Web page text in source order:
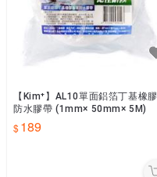
【Kim⁺】AL10單面鋁箔丁基橡膠
防水膠帶 (1mm× 50mm× 5M)
189